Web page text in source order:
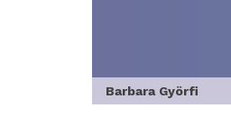
Barbara Györfi